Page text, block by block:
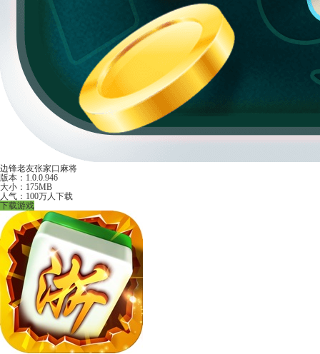
边锋老友张家口麻将
版本：1.0.0.946
大小：175MB
人气：100万人下载
下载游戏